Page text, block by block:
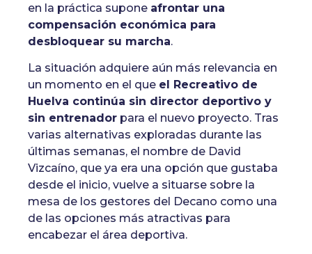
en la práctica supone afrontar una
compensación económica para
desbloquear su marcha.
La situación adquiere aún más relevancia en
un momento en el que el Recreativo de
Huelva continúa sin director deportivo y
sin entrenador para el nuevo proyecto. Tras
varias alternativas exploradas durante las
últimas semanas, el nombre de David
Vizcaíno, que ya era una opción que gustaba
desde el inicio, vuelve a situarse sobre la
mesa de los gestores del Decano como una
de las opciones más atractivas para
encabezar el área deportiva.